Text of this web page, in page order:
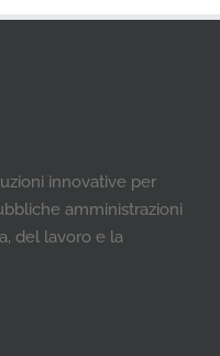
innovative per
amministrazioni
del lavoro e la